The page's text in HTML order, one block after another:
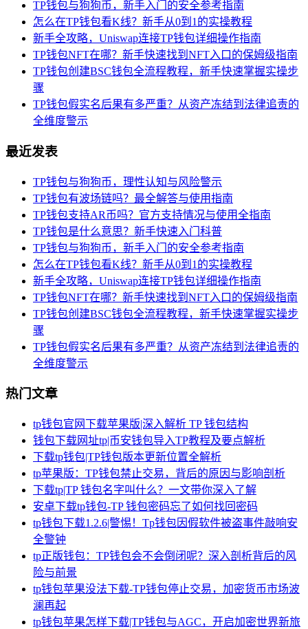
TP钱包与狗狗币，新手入门的安全参考指南
怎么在TP钱包看K线？新手从0到1的实操教程
新手全攻略，Uniswap连接TP钱包详细操作指南
TP钱包NFT在哪？新手快速找到NFT入口的保姆级指南
TP钱包创建BSC钱包全流程教程，新手快速掌握实操步
骤
TP钱包假实名后果有多严重？从资产冻结到法律追责的
全维度警示
最近发表
TP钱包与狗狗币，理性认知与风险警示
TP钱包有波场链吗？最全解答与使用指南
TP钱包支持AR币吗？官方支持情况与使用全指南
TP钱包是什么意思？新手快速入门科普
TP钱包与狗狗币，新手入门的安全参考指南
怎么在TP钱包看K线？新手从0到1的实操教程
新手全攻略，Uniswap连接TP钱包详细操作指南
TP钱包NFT在哪？新手快速找到NFT入口的保姆级指南
TP钱包创建BSC钱包全流程教程，新手快速掌握实操步
骤
TP钱包假实名后果有多严重？从资产冻结到法律追责的
全维度警示
热门文章
tp钱包官网下载苹果版|深入解析 TP 钱包结构
钱包下载网址tp|币安钱包导入TP教程及要点解析
下载tp钱包|TP钱包版本更新位置全解析
tp苹果版：TP钱包禁止交易，背后的原因与影响剖析
下载tp|TP 钱包名字叫什么？一文带你深入了解
安卓下载tp钱包-TP 钱包密码忘了如何找回密码
tp钱包下载1.2.6|警惕！Tp钱包因假软件被盗事件敲响安
全警钟
tp正版钱包：TP钱包会不会倒闭呢？深入剖析背后的风
险与前景
tp钱包苹果没法下载-TP钱包停止交易，加密货币市场波
澜再起
tp钱包苹果怎样下载|TP钱包与AGC，开启加密世界新旅